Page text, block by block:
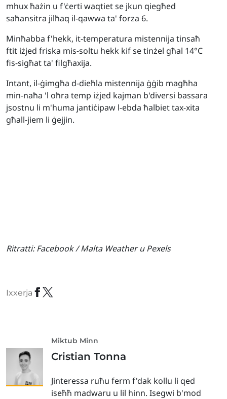
mhux ħażin u f'ċerti waqtiet se jkun qiegħed
saħansitra jilħaq il-qawwa ta' forza 6.
Minħabba f'hekk, it-temperatura mistennija tinsaħ
ftit iżjed friska mis-soltu hekk kif se tinżel għal 14°C
fis-sigħat ta' filgħaxija.
Intant, il-ġimgħa d-dieħla mistennija ġġib magħha
min-naħa 'l oħra temp iżjed kajman b'diversi bassara
jsostnu li m'huma jantiċipaw l-ebda ħalbiet tax-xita
għall-jiem li ġejjin.
Ritratti: Facebook / Malta Weather u Pexels
Ixxerja
Miktub Minn
Cristian Tonna
Jinteressa ruħu ferm f'dak kollu li qed
iseħħ madwaru u lil hinn. Isegwi b'mod